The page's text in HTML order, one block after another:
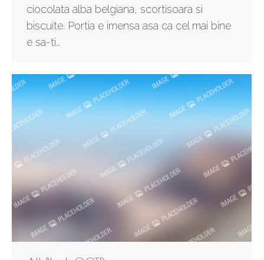
ciocolata alba belgiana, scortisoara si
biscuite. Portia e imensa asa ca cel mai bine
e sa-ti…